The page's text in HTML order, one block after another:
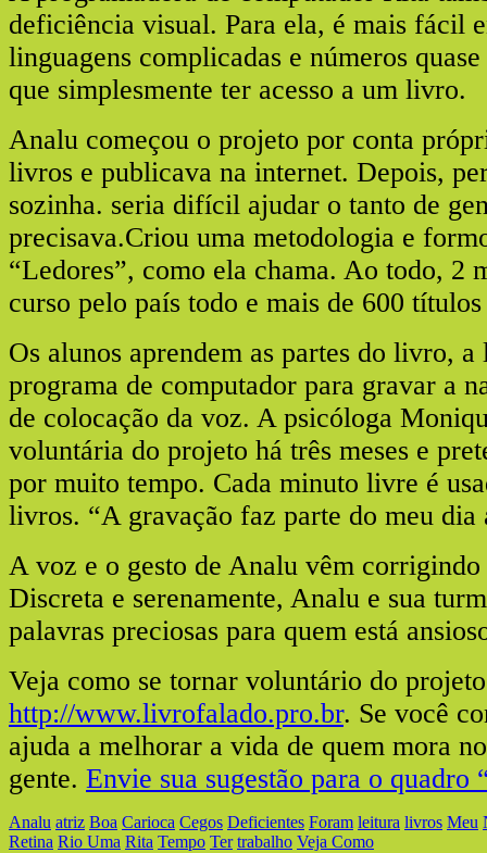
deficiência visual. Para ela, é mais fácil
linguagens complicadas e números
que simplesmente ter acesso a um livro.
Analu começou o projeto por conta
livros e publicava na internet. Depois,
sozinha. seria difícil ajudar o tanto de
precisava.Criou uma metodologia e
“Ledores”, como ela chama. Ao todo, 2
curso pelo país todo e mais de 600
Os alunos aprendem as partes do livro,
programa de computador para gravar a
de colocação da voz. A psicóloga
voluntária do projeto há três meses e
por muito tempo. Cada minuto livre é
livros. “A gravação faz parte do meu dia
A voz e o gesto de Analu vêm
Discreta e serenamente, Analu e sua
palavras preciosas para quem está
Veja como se tornar voluntário do
http://www.livrofalado.pro.br. Se você
ajuda a melhorar a vida de quem mora
gente. Envie sua sugestão para o quadro
Analu atriz Boa Carioca Cegos Deficientes Foram leitura livros Meu
Retina Rio Uma Rita Tempo Ter trabalho Veja Como